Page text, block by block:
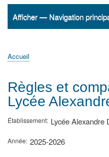
Navigation
Afficher — Navigation
Accueil
ActualitésMATh.en.JEANS ?
Régions et Ateliers
Créer, gérer un atelier
Sujets/Publications
Congrès
d'Ariane
Accueil
Règles et
Lycée
Établissement Lycée Alexandre
Année 2025-2026